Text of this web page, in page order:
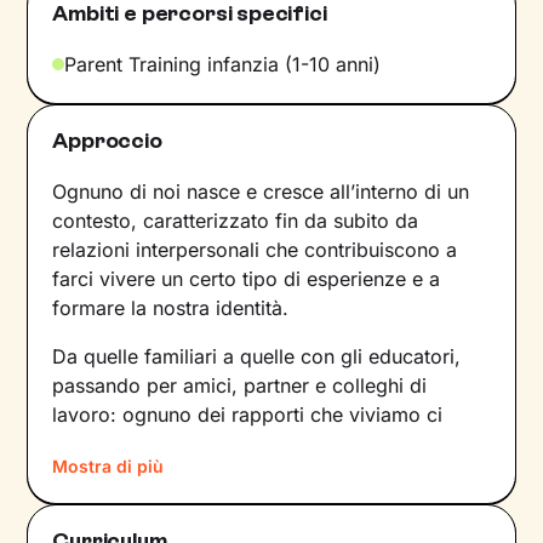
Ambiti e percorsi specifici
Parent Training infanzia (1-10 anni)
Approccio
Ognuno di noi nasce e cresce all’interno di un
contesto, caratterizzato fin da subito da
relazioni interpersonali che contribuiscono a
farci vivere un certo tipo di esperienze e a
formare la nostra identità.
Da quelle familiari a quelle con gli educatori,
passando per amici, partner e colleghi di
lavoro: ognuno dei rapporti che viviamo ci
dinamiche che abbiamo sperimentato fino a
quel momento. Anche le emozioni che
proviamo e i pensieri che concepiamo sono
Mostra di più